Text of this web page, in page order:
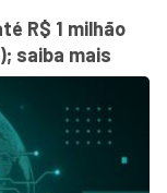
R$ 1 milhão
saiba mais